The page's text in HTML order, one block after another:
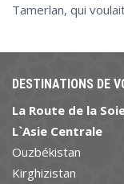
Tamerlan, qui
DESTINATIONS DE
La Route de la
L`Asie Centrale
Ouzbékistan
Kirghizistan